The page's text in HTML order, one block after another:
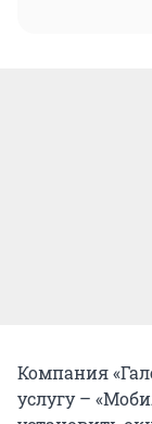
Компания
услугу –